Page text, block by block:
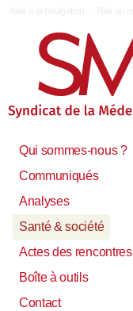
Qui sommes-nous ?
Communiqués
Analyses
Santé & société
Actes des rencontres
Boîte à outils
Contact